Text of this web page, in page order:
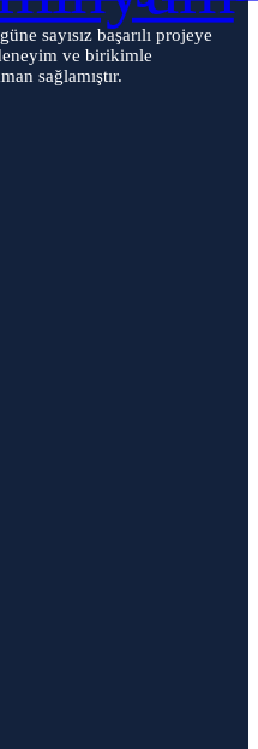
sayısız başarılı projeye
deneyim ve birikimle
sağlamıştır.